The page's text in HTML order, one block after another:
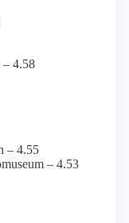
– 4.58
– 4.55
– 4.53